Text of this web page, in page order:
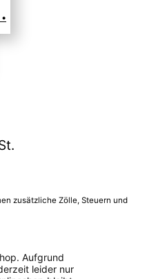
zusätzliche Zölle, Steuern und
Aufgrund
leider nur